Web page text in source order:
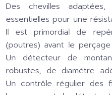
Des chevilles
essentielles pour une
Il est primordial de
(poutres) avant le
Un détecteur de
robustes, de diamètre
Un contrôle régulier des